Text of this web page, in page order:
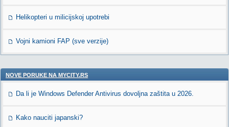
Helikopteri u milicijskoj upotrebi
Vojni kamioni FAP (sve verzije)
NOVE PORUKE NA MYCITY.RS
Da li je Windows Defender Antivirus dovoljna zaštita u 2026.
Kako nauciti japanski?